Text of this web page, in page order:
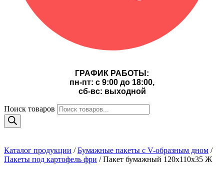
ГРАФИК РАБОТЫ:
пн-пт: с 9:00 до 18:00,
сб-вс: выходной
Поиск товаров
Каталог продукции /Бумажные пакеты с V-образным дном /
Пакеты под картофель фри / Пакет бумажный 120х110х35 Ж